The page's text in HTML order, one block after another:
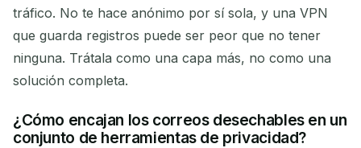
tráfico. No te hace anónimo por sí sola, y una VPN
que guarda registros puede ser peor que no tener
ninguna. Trátala como una capa más, no como una
solución completa.
¿Cómo encajan los correos desechables en un
conjunto de herramientas de privacidad?